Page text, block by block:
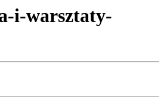
i-warsztaty-